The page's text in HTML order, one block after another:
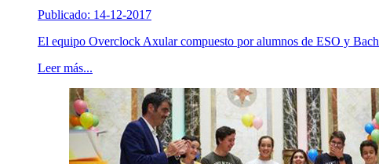
Publicado: 14-12-2017
El equipo Overclock Axular compuesto por alumnos de ESO y
Leer más...